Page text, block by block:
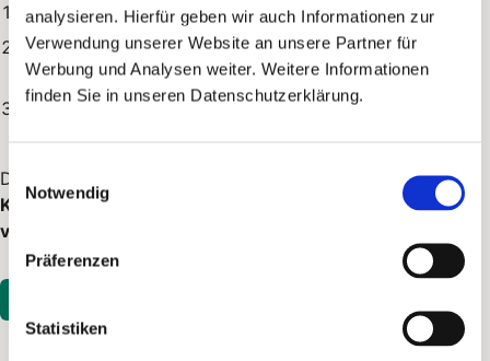
analysieren. Hierfür geben wir auch Informationen zur
Verwendung unserer Website an unsere Partner für
Werbung und Analysen weiter. Weitere Informationen
finden Sie in unseren Datenschutzerklärung.
Einwilligungsauswahl
Notwendig
Präferenzen
Statistiken
Lade deine Adressliste über denCSV-Importhoch.
Wähle beim Anlegen einer Audience als QuelleCSV
beziehe dich auf die Datei.
PostPal bildet daraus die Empfänger-Zielgruppe deiner
Die CSV Audience ist ideal, wenn deine Adressennicht in
Klaviyoliegen. Es gilt dieselbe
Mindestversandmenge
von 500 Empfängern